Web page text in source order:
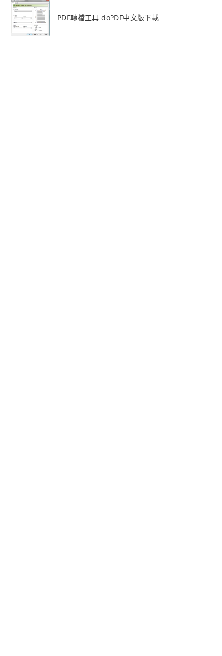
PDF轉檔工具 doPDF中文版下載